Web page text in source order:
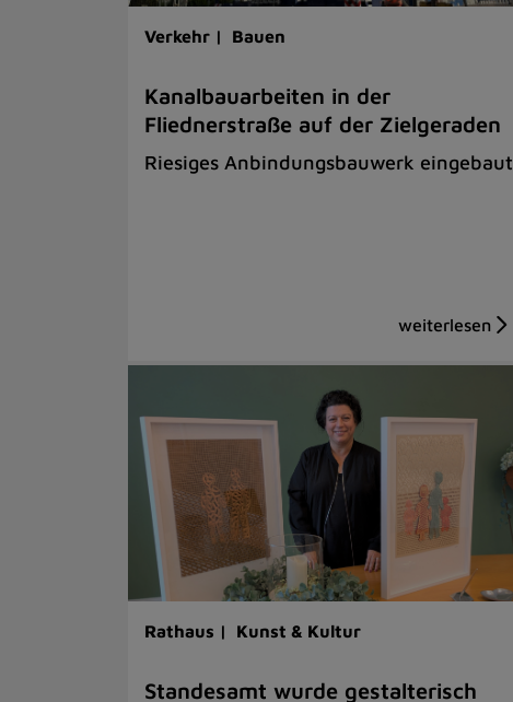
Verkehr | Bauen
Kanalbauarbeiten in der
Fliednerstraße auf der Zielgeraden
Riesiges Anbindungsbauwerk eingebaut
Rathaus | Kunst & Kultur
Standesamt wurde gestalterisch